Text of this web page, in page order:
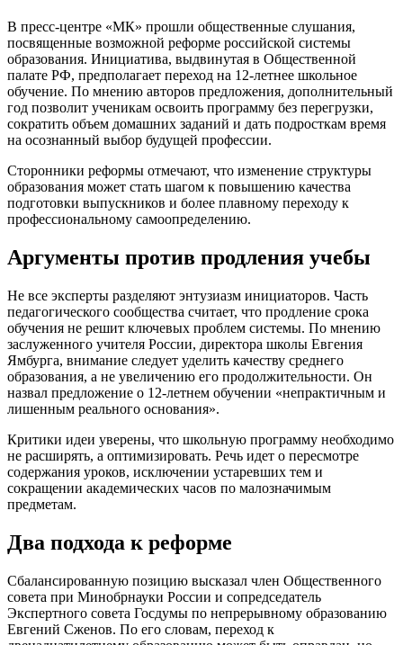
В пресс-центре «МК» прошли общественные слушания,
посвященные возможной реформе российской системы
образования. Инициатива, выдвинутая в Общественной
палате РФ, предполагает переход на 12-летнее школьное
обучение. По мнению авторов предложения, дополнительный
год позволит ученикам освоить программу без перегрузки,
сократить объем домашних заданий и дать подросткам время
на осознанный выбор будущей профессии.
Сторонники реформы отмечают, что изменение структуры
образования может стать шагом к повышению качества
подготовки выпускников и более плавному переходу к
профессиональному самоопределению.
Аргументы против продления учебы
Не все эксперты разделяют энтузиазм инициаторов. Часть
педагогического сообщества считает, что продление срока
обучения не решит ключевых проблем системы. По мнению
заслуженного учителя России, директора школы Евгения
Ямбурга, внимание следует уделить качеству среднего
образования, а не увеличению его продолжительности. Он
назвал предложение о 12-летнем обучении «непрактичным и
лишенным реального основания».
Критики идеи уверены, что школьную программу необходимо
не расширять, а оптимизировать. Речь идет о пересмотре
содержания уроков, исключении устаревших тем и
сокращении академических часов по малозначимым
предметам.
Два подхода к реформе
Сбалансированную позицию высказал член Общественного
совета при Минобрнауки России и сопредседатель
Экспертного совета Госдумы по непрерывному образованию
Евгений Сженов. По его словам, переход к